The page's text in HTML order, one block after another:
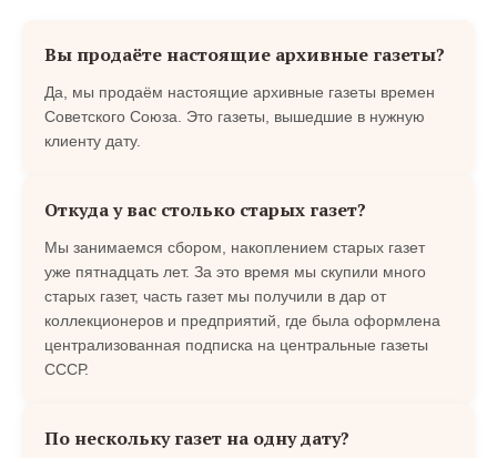
Вы продаёте настоящие архивные газеты?
Да, мы продаём настоящие архивные газеты времен
Советского Союза. Это газеты, вышедшие в нужную
клиенту дату.
Откуда у вас столько старых газет?
Мы занимаемся сбором, накоплением старых газет
уже пятнадцать лет. За это время мы скупили много
старых газет, часть газет мы получили в дар от
коллекционеров и предприятий, где была оформлена
централизованная подписка на центральные газеты
СССР.
По нескольку газет на одну дату?